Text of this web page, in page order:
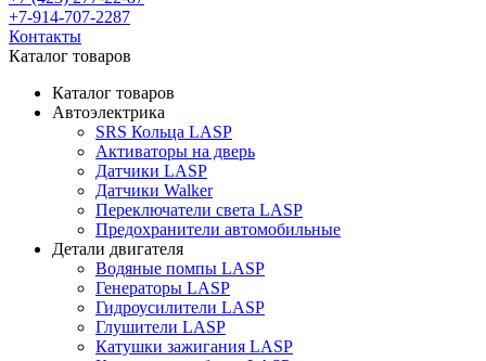
+7-914-707-2287
Контакты
Каталог товаров
Каталог товаров
Автоэлектрика
SRS Кольца LASP
Активаторы на дверь
Датчики LASP
Датчики Walker
Переключатели света LASP
Предохранители автомобильные
Детали двигателя
Водяные помпы LASP
Генераторы LASP
Гидроусилители LASP
Глушители LASP
Катушки зажигания LASP